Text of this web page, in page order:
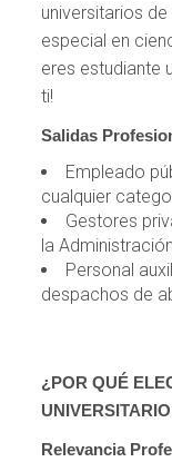
universitarios
especial en
eres estudiante
ti!
Salidas
Empleado
cualquier
Gestores
la
Personal
despachos de
¿POR QUÉ
Relevancia